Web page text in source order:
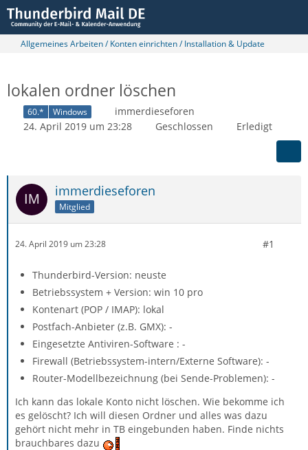
Allgemeines Arbeiten / Konten einrichten / Installation & Update
lokalen ordner löschen
60.* Windows
immerdieseforen
24. April 2019 um 23:28
Geschlossen Erledigt
immerdieseforen
Mitglied
24. April 2019 um 23:28 #1
Thunderbird-Version: neuste
Betriebssystem + Version: win 10 pro
Kontenart (POP / IMAP): lokal
Postfach-Anbieter (z.B. GMX): -
Eingesetzte Antiviren-Software : -
Firewall (Betriebssystem-intern/Externe Software): -
Router-Modellbezeichnung (bei Sende-Problemen): -
Ich kann das lokale Konto nicht löschen. Wie bekomme ich
es gelöscht? Ich will diesen Ordner und alles was dazu
gehört nicht mehr in TB eingebunden haben. Finde nichts
brauchbares dazu